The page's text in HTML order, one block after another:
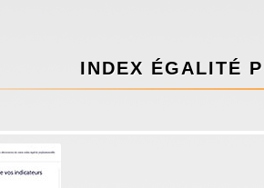
INDEX ÉGALITÉ